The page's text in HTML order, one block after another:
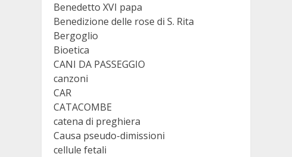
Benedetto XVI papa
Benedizione delle rose di S. Rita
Bergoglio
Bioetica
CANI DA PASSEGGIO
canzoni
CAR
CATACOMBE
catena di preghiera
Causa pseudo-dimissioni
cellule fetali